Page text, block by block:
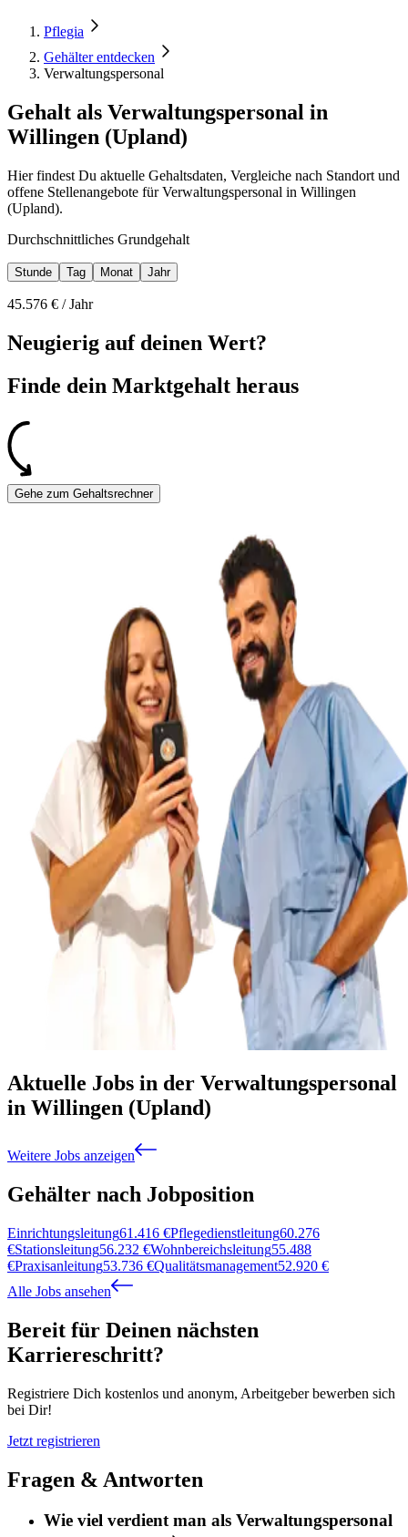
Pflegia
Gehälter entdecken
Verwaltungspersonal
Gehalt als Verwaltungspersonal in
Willingen (Upland)
Hier findest Du aktuelle Gehaltsdaten, Vergleiche nach Standort und
offene Stellenangebote für Verwaltungspersonal in Willingen
(Upland).
Durchschnittliches Grundgehalt
Stunde Tag Monat Jahr
45.576 € /Jahr
Neugierig auf deinen Wert?
Finde dein Marktgehalt heraus
Gehe zum Gehaltsrechner
Aktuelle Jobs in der Verwaltungspersonal
in Willingen (Upland)
Weitere Jobs anzeigen
Gehälter nach Jobposition
Einrichtungsleitung61.416 €Pflegedienstleitung60.276
€Stationsleitung56.232 €Wohnbereichsleitung55.488
€Praxisanleitung53.736 €Qualitätsmanagement52.920 €
Alle Jobs ansehen
Bereit für Deinen nächsten
Karriereschritt?
Registriere Dich kostenlos und anonym, Arbeitgeber bewerben sich
bei Dir!
Jetzt registrieren
Fragen & Antworten
Wie viel verdient man als Verwaltungspersonal